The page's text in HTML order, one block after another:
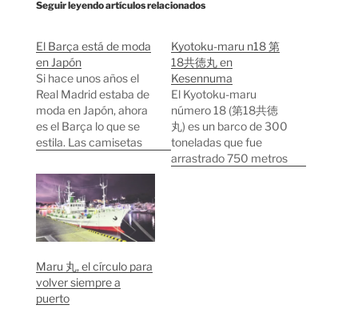
Seguir leyendo artículos relacionados
El Barça está de moda
en Japón
Si hace unos años el
Real Madrid estaba de
moda en Japón, ahora
es el Barça lo que se
estila. Las camisetas
comentan los partidos
en las noticias, salen en
primera plana en los
periódicos de deportes,
salen en los anuncios...
5 símbolos más…
Kyotoku-maru n18 第
18共徳丸 en
Kesennuma
El Kyotoku-maru
número 18 (第18共徳
丸) es un barco de 300
toneladas que fue
arrastrado 750 metros
Maru 丸, el círculo para
volver siempre a
puerto